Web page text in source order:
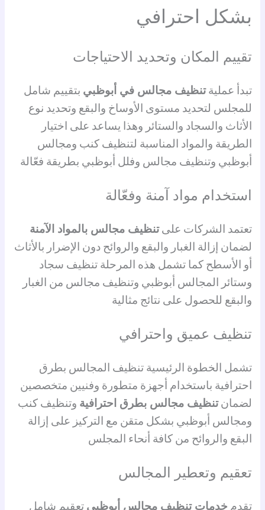
بشكل احترافي
تقييم المكان وتحديد الاحتياجات
تبدأ عمليةتنظيف مجالس في أبوظبي بتقييم شامل
للمجلس لتحديد مستوى الأوساخ والبقع وتحديد نوع
الأثاث والسجاد والستائر وهذا يساعد على اختيار
الطريقة والمواد المناسبة لتنظيف كنب ومجالس
أبوظبي وتنظيف مجالس وفلل أبوظبي بطريقة فعّالة
استخدام مواد آمنة وفعّالة
تعتمد الشركات علىتنظيف مجالس بالمواد الآمنة
لضمان إزالة الغبار والبقع والروائح دون الإضرار بالأثاث
أو الأسطح كما تشمل هذه المرحلة تنظيف سجاد
وستائر المجالس أبوظبي وتنظيف مجالس من الغبار
والبقع للحصول على نتائج مثالية
تنظيف عميق واحترافي
تشمل الخطوة الرئيسية تنظيف المجالس بطرق
احترافية باستخدام أجهزة متطورة وفنيين متخصصين
لضمانتنظيف مجالس بطرق احترافية وتنظيف كنب
ومجالس أبوظبي بشكل متقن مع التركيز على إزالة
البقع والروائح من كافة أنحاء المجلس
تعقيم وتعطير المجالس
تقدم خدمات تنظيف مجالس أبوظبي تعقيم شامل